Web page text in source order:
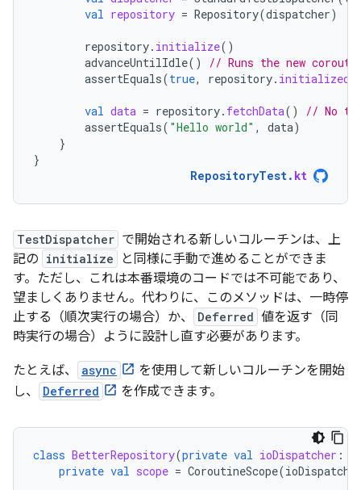
val repository = Repository(dispatcher)
repository. initialize()
advanceUntilIdle()
// Runs the new
assertEquals(true, repository. initialized
val data = repository. fetchData()
// No
assertEquals( "Hello world" , data)
}
}
RepositoryTest. kt
TestDispatcher で開始される新しいコルーチンは、上
記の initialize
と同様に手動で進めることができま
す。ただし、これは本番環境のコードでは不可能であり、
望ましくありません。代わりに、このメソッドは、一時停
止する（順次実行の場合）か、
Deferred 値を返す（同
時実行の場合）ように設計し直す必要があります。
たとえば、 async
を使用して新しいコルーチンを開始
し、
Deferred を作成できます。
class BetterRepository(private val ioDispatcher :
private val scope = CoroutineScope(